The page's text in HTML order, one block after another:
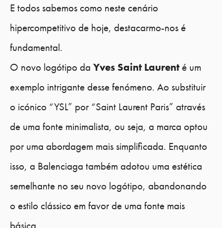
E todos sabemos como neste cenário
hipercompetitivo de hoje, destacarmo-nos é
fundamental.
O novo logótipo da Yves Saint Laurenté um
exemplo intrigante desse fenómeno. Ao substituir
o icónico “YSL” por “Saint Laurent Paris” através
de uma fonte minimalista, ou seja, a marca optou
por uma abordagem mais simplificada. Enquanto
isso, a Balenciaga também adotou uma estética
semelhante no seu novo logótipo, abandonando
o estilo clássico em favor de uma fonte mais
básica.